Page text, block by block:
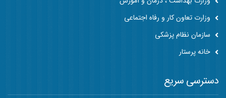
وزارت تعاون کار و رفاه اجتماعی
سازمان نظام پزشکی
خانه پرستار
دسترسی سریع